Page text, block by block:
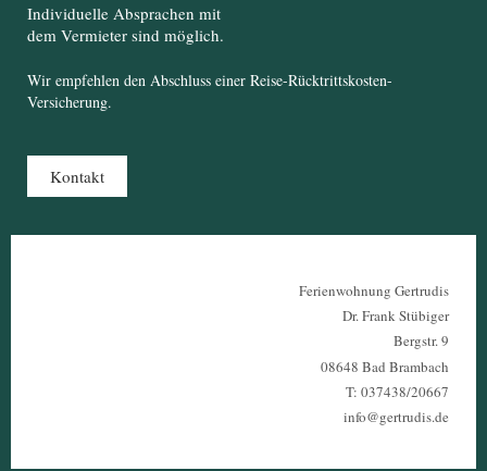
Individuelle Absprachen mit
dem Vermieter sind möglich.
Wir empfehlen den Abschluss einer Reise-Rücktrittskosten-
Versicherung.
Kontakt
Ferienwohnung Gertrudis
Dr. Frank Stübiger
Bergstr. 9
08648 Bad Brambach
T: 037438/20667
info@gertrudis.de